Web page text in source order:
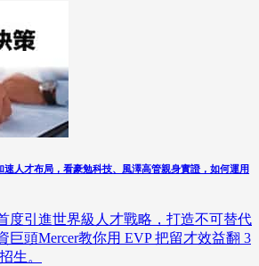
人才布局，看豪勉科技、風澤高管親身實證，如何運用
度引進世界級人才戰略，打造不可替代
巨頭Mercer教你用 EVP 把留才效益翻 3
生。